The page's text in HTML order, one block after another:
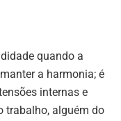
quando a
a harmonia; é
internas e
trabalho, alguém do